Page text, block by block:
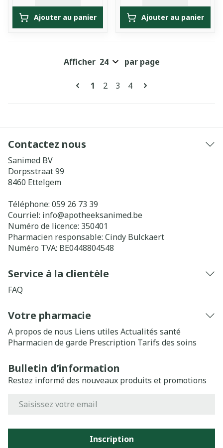
Ajouter au panier Ajouter au panier
Pages
Vous lisez actuellement la page
1 Page
2 Page
3 Page
4
Afficher par page
Contactez nous
Sanimed BV
Dorpsstraat 99
8460 Ettelgem
Téléphone: 059 26 73 39
Courriel: info@apotheeksanimed.be
Numéro de licence: 350401
Pharmacien responsable: Cindy Bulckaert
Numéro TVA: BE0448804548
Service à la clientèle
FAQ
Votre pharmacie
A propos de nous Liens utiles Actualités santé
Pharmacien de garde Prescription Tarifs des soins
Bulletin d’information
Restez informé des nouveaux produits et promotions
Inscription